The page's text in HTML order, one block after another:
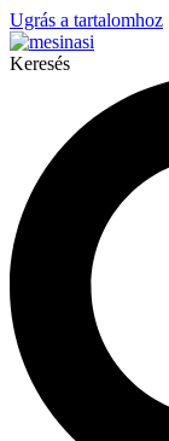
Ugrás a tartalomhoz
Keresés